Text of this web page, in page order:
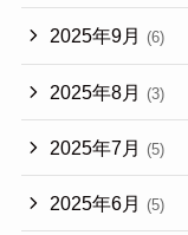
2025年9月 (6)
2025年8月 (3)
2025年7月 (5)
2025年6月 (5)